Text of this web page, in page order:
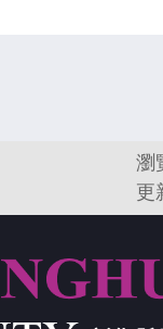
瀏
更